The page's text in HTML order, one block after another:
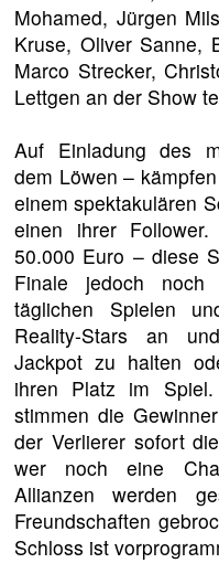
Mohamed, Jürgen
Kruse, Oliver Sanne,
Marco Strecker,
Lettgen an der Show
Auf Einladung des
dem Löwen –
einem spektakulären
einen ihrer
50.000 Euro – diese
Finale jedoch noch
täglichen Spielen
Reality-Stars an
Jackpot zu halten
ihren Platz im
stimmen die
der Verlierer sofort
wer noch eine
Allianzen werden
Freundschaften
Schloss ist